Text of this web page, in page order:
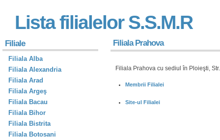
Lista filialelor S.S.M.R
Filiala Prahova
Filiala Prahova cu sediul în Ploieşti,
Membrii Filialei
Site-ul Filialei
Filiale
Filiala Alba
Filiala Alexandria
Filiala Arad
Filiala Argeş
Filiala Bacau
Filiala Bihor
Filiala Bistrita
Filiala Botosani